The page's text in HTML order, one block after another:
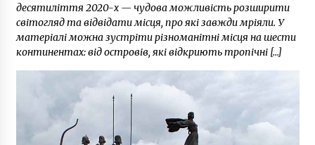
десятиліття 2020-х — чудова можливість розширити
світогляд та відвідати місця, про які завжди мріяли. У
матеріалі можна зустріти різноманітні місця на шести
континентах: від островів, які відкриють тропічні […]